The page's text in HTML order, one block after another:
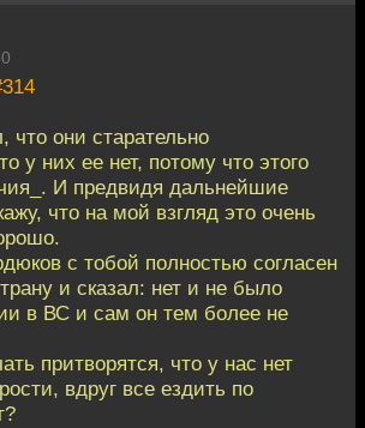
что они старательно
у них ее нет, потому что этого
И предвидя дальнейшие
что на мой взгляд это очень
с тобой полностью согласен
и сказал: нет и не было
в ВС и сам он тем более не
притворятся, что у нас нет
вдруг все ездить по